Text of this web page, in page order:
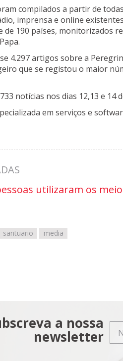
compilados a partir de
imprensa e online
de 190 países, monitorizados
4.297 artigos sobre a
que se registou o maior
notícias nos dias 12,13 e 14
em serviços e
utilizaram os
santuario media
a nossa
newsletter